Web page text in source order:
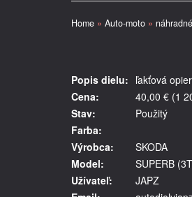
Home » Auto-moto »
Popis dielu: ľakťová
Cena:
40,00 € (1
Stav:
Použitý
Farba:
Výrobca:
SKODA
Model:
SUPERB
Užívateľ:
JAPZ